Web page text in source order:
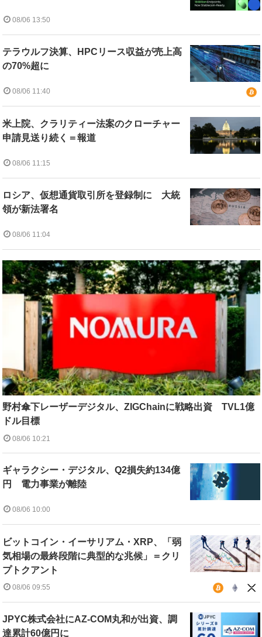
08/06 13:50
テラウルフ決算、HPCリース収益が売上高
の70%超に
08/06 11:40
米上院、クラリティー法案のクローチャー
申請見送り続く＝報道
08/06 11:15
ロシア、仮想通貨取引所を登録制に 大統
領が新法署名
08/06 11:04
野村傘下レーザーデジタル、ZIGChainに戦略出資 TVL1億
ドル目標
08/06 10:21
ギャラクシー・デジタル、Q2損失約134億
円 電力事業が離陸
08/06 10:00
ビットコイン・イーサリアム・XRP、「弱
気相場の最終段階に典型的な兆候」＝クリ
プトクアント
08/06 09:55
JPYC株式会社にAZ-COM丸和が出資、調
達累計60億円に